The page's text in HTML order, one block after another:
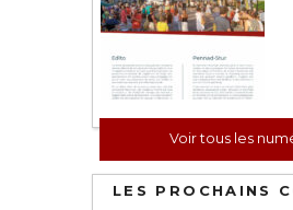
Voir tous les
LES PROCHAINS